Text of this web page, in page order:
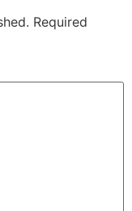
Required